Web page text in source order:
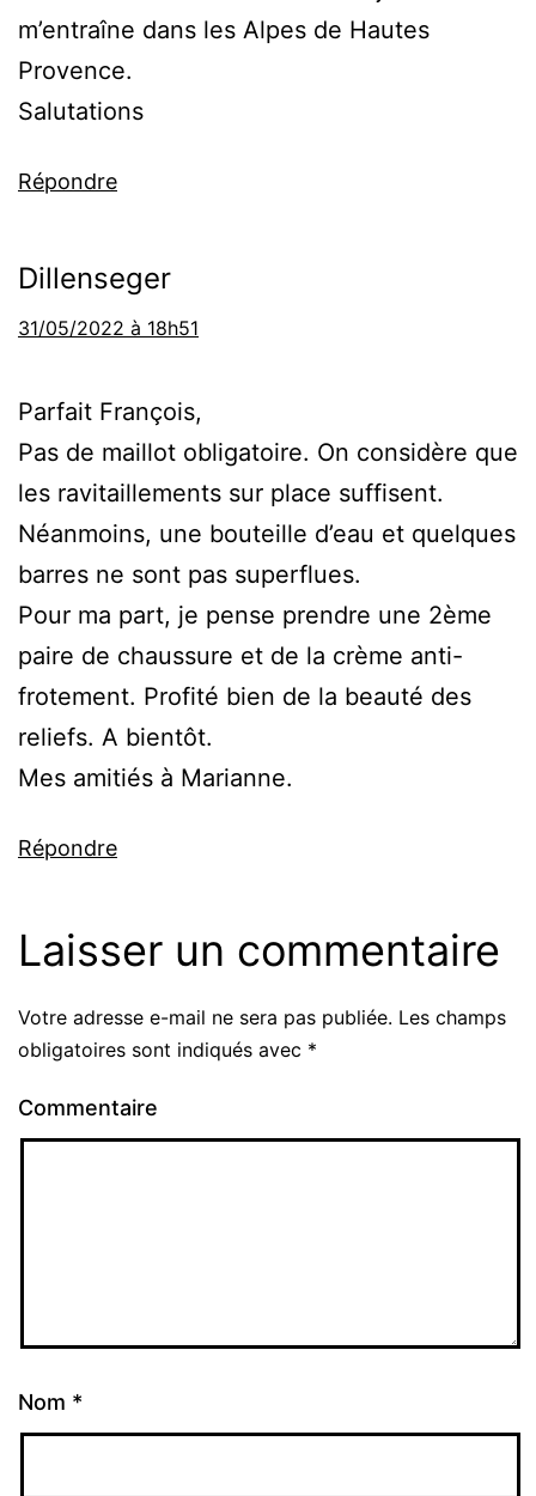
m’entraîne dans les Alpes de Hautes
Provence.
Salutations
Répondre
Dillenseger
31/05/2022 à 18h51
Parfait François,
Pas de maillot obligatoire. On considère que
les ravitaillements sur place suffisent.
Néanmoins, une bouteille d’eau et quelques
barres ne sont pas superflues.
Pour ma part, je pense prendre une 2ème
paire de chaussure et de la crème anti-
frotement. Profité bien de la beauté des
reliefs. A bientôt.
Mes amitiés à Marianne.
Répondre
Laisser un commentaire
Votre adresse e-mail ne sera pas publiée. Les champs
obligatoires sont indiqués avec *
Commentaire
Nom *